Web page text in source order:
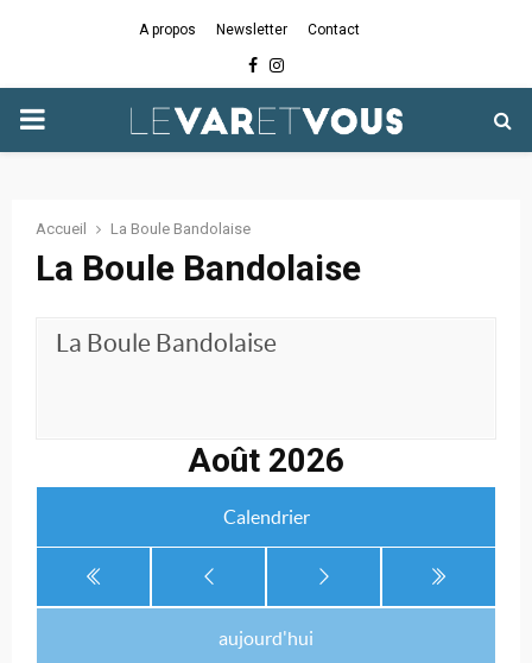
A propos Newsletter Contact
Facebook
Instagram
PRIMARY
Accueil La Boule Bandolaise
La Boule Bandolaise
La Boule Bandolaise
Août 2026
Calendrier
aujourd'hui